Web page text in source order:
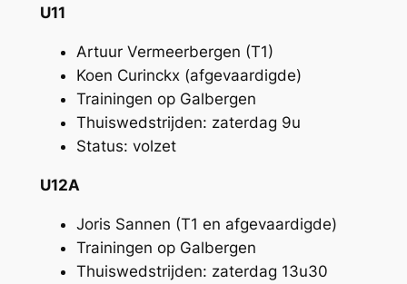
U11
Artuur Vermeerbergen (T1)
Koen Curinckx (afgevaardigde)
Trainingen op Galbergen
Thuiswedstrijden: zaterdag 9u
Status: volzet
U12A
Joris Sannen (T1 en afgevaardigde)
Trainingen op Galbergen
Thuiswedstrijden: zaterdag 13u30